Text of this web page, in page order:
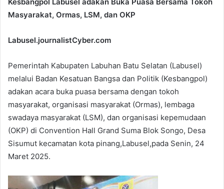
Masyarakat, Ormas, LSM, dan OKP
Labusel.journalistCyber.com
Pemerintah Kabupaten Labuhan Batu Selatan (Labusel)
melalui Badan Kesatuan Bangsa dan Politik (Kesbangpol)
adakan acara buka puasa bersama dengan tokoh
masyarakat, organisasi masyarakat (Ormas), lembaga
swadaya masyarakat (LSM), dan organisasi kepemudaan
(OKP) di Convention Hall Grand Suma Blok Songo, Desa
Sisumut kecamatan kota pinang,Labusel,pada Senin, 24
Maret 2025.